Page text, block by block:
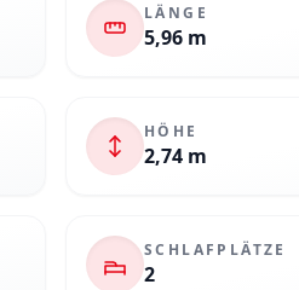
LÄNGE
5,96 m
HÖHE
2,74 m
SCHLAFPLÄTZE
2